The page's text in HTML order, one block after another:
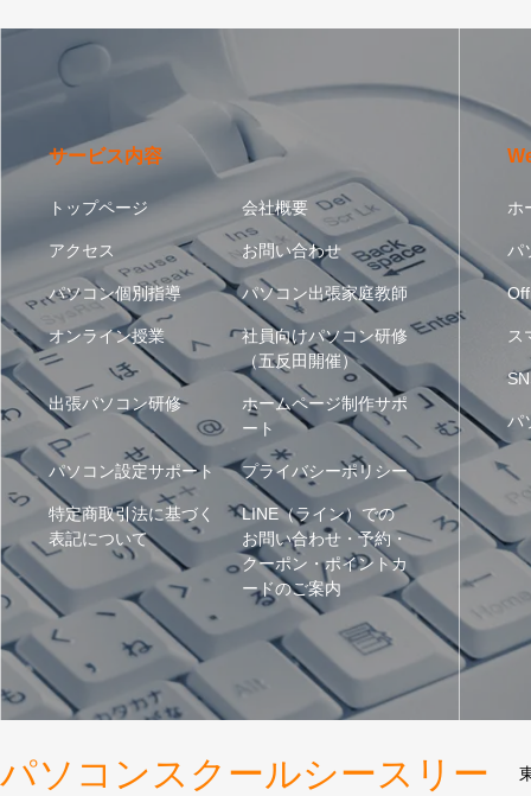
サービス内容
トップページ 会社概要
アクセス お問い合わせ
パソコン個別指導 パソコン出張家庭教師
オンライン授業
社員向けパソコン研修
（五反田開催）
出張パソコン研修
ホームページ制作サポ
ート
パソコン設定サポート プライバシーポリシー
特定商取引法に基づく
表記について
LINE（ライン）での
お問い合わせ・予約・
クーポン・ポイントカ
ードのご案内
ホ
パ
ス
パ
パソコンスクールシースリー